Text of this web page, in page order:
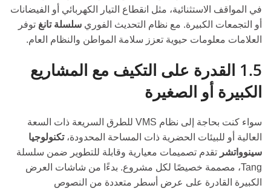
في المواقف الاستثنائية، مثل انقطاع التيار الكهربائي أو الفيضانات
أو التجمعات الكبيرة. مع نظام التحديث الفوري سلسلة تانغ توفر
العلامات معلومات حيوية تعزز سلامة المواطن والنظام العام.
1.5 القدرة على التكيف مع المشاريع
الكبيرة أو الصغيرة
سواء كنت بحاجة إلى نظام VMS للطرق السريعة ذات السعة
العالية أو للبيئات الحضرية ذات المساحة المحدودة،تكنولوجيا
سينوواتشر تقدم تصميمات معيارية وقابلة للتطوير ضمن سلسلة
Tang، مصممة خصيصًا لكل مشروع. بدءًا من شاشات العرض
الكبيرة القادرة على عرض أسطر متعددة من النصوص